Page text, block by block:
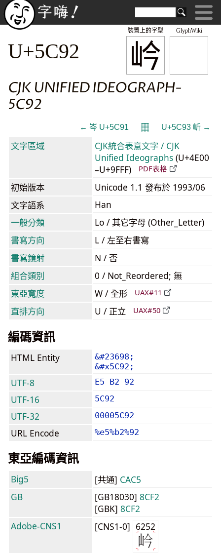
GlyphWiki
岒
裝置上的字型
U+5C92
CJK UNIFIED IDEOGRAPH-
5C92
← 岑 U+5C91 𝄜 U+5C93 岓 →
文字區域
CJK統合表意文字 / CJK
Unified Ideographs (U+4E00
–U+9FFF)
PDF表格
初始版本
Unicode 1.1 發布於 1993/06
文字語系
Han
一般分類
Lo / 其它字母 (Other_Letter)
書寫方向
L / 左至右書寫
書寫鏡射
N / 否
組合類別
0 / Not_Reordered; 無
東亞寬度
W / 全形 UAX#11
直排方向 U / 正立 UAX#50
編碼資訊
HTML Entity
&#23698;
&#x5C92;
UTF-8 E5 B2 92
UTF-16 5C92
UTF-32 00005C92
URL Encode %e5%b2%92
東亞編碼資訊
Big5 [共通] CAC5
GB
[GB18030] 8CF2
[GBK] 8CF2
Adobe-CNS1
[CNS1-0] 6252